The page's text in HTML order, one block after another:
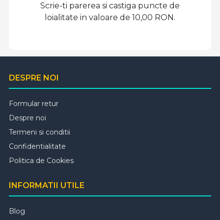
Scrie-ti parerea si castiga puncte de
loialitate in valoare de 10,00 RON.
DESPRE NOI
Formular retur
Despre noi
Termeni si conditii
Confidentialitate
Politica de Cookies
INFORMATII UTILE
Blog